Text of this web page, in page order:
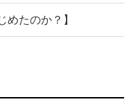
めたのか？】